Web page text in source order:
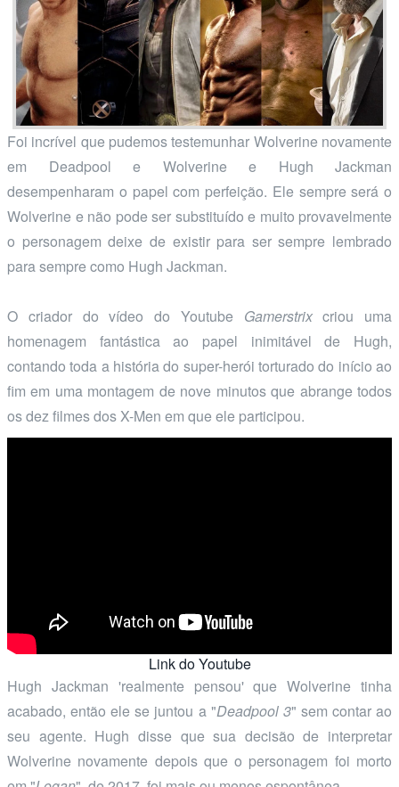
Foi incrível que pudemos testemunhar Wolverine novamente
em Deadpool e Wolverine e Hugh Jackman
desempenharam o papel com perfeição. Ele sempre será o
Wolverine e não pode ser substituído e muito provavelmente
o personagem deixe de existir para ser sempre lembrado
para sempre como Hugh Jackman.
O criador do vídeo do Youtube Gamerstrixcriou uma
homenagem fantástica ao papel inimitável de Hugh,
contando toda a história do super-herói torturado do início ao
fim em uma montagem de nove minutos que abrange todos
os dez filmes dos X-Men em que ele participou.
Link do Youtube
Hugh Jackman 'realmente pensou' que Wolverine tinha
acabado, então ele se juntou a "Deadpool 3" sem contar ao
seu agente. Hugh disse que sua decisão de interpretar
Wolverine novamente depois que o personagem foi morto